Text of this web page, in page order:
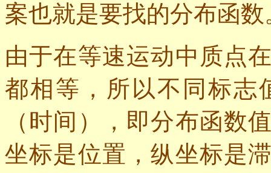
案也就是要找的分布函数
由于在等速运动中质点
都相等，所以不同标志
（时间），即分布函数
坐标是位置，纵坐标是